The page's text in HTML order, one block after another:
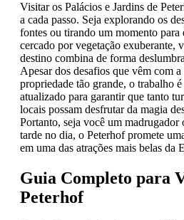
Visitar os Palácios e Jardins de
a cada passo. Seja explorando os
fontes ou tirando um momento para
cercado por vegetação exuberante,
destino combina de forma
Apesar dos desafios que vêm com
propriedade tão grande, o trabalho
atualizado para garantir que tanto
locais possam desfrutar da magia
Portanto, seja você um
tarde no dia, o Peterhof promete
em uma das atrações mais belas da
Guia Completo para
Peterhof